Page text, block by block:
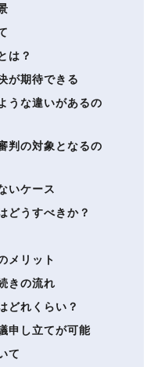
は？
が期待できる
うな違いがあるの
判の対象となるの
いケース
どうすべきか？
メリット
きの流れ
どれくらい？
申し立てが可能
て